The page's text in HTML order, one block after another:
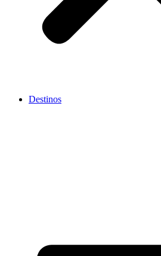
Destinos